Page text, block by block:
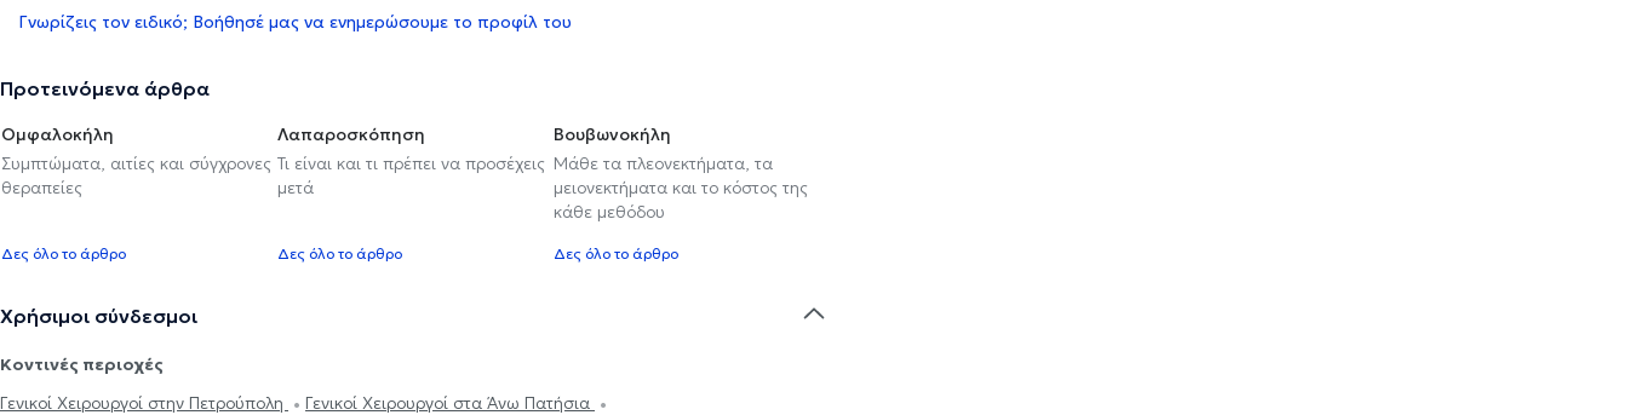
Γνωρίζεις τον ειδικό; Βοήθησέ μας να ενημερώσουμε το προφίλ του
Προτεινόμενα άρθρα
Ομφαλοκήλη
Συμπτώματα, αιτίες και σύγχρονες
θεραπείες
Δες όλο το άρθρο
Λαπαροσκόπηση
Τι είναι και τι πρέπει να προσέχεις
μετά
Δες όλο το άρθρο
Βουβωνοκήλη
Μάθε τα πλεονεκτήματα, τα
μειονεκτήματα και το κόστος της
κάθε μεθόδου
Δες όλο το άρθρο
Χρήσιμοι σύνδεσμοι
Κοντινές περιοχές
Γενικοί Χειρουργοί στην Πετρούπολη
Γενικοί Χειρουργοί στα Άνω Πατήσια